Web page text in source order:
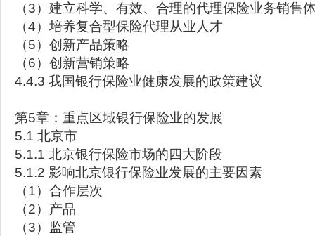
（3）建立科学、有效、合理的代理保险业务销售
（4）培养复合型保险代理从业人才
（5）创新产品策略
（6）创新营销策略
4.4.3 我国银行保险业健康发展的政策建议
第5章：重点区域银行保险业的发展
5.1 北京市
5.1.1 北京银行保险市场的四大阶段
5.1.2 影响北京银行保险业发展的主要因素
（1）合作层次
（2）产品
（3）监管